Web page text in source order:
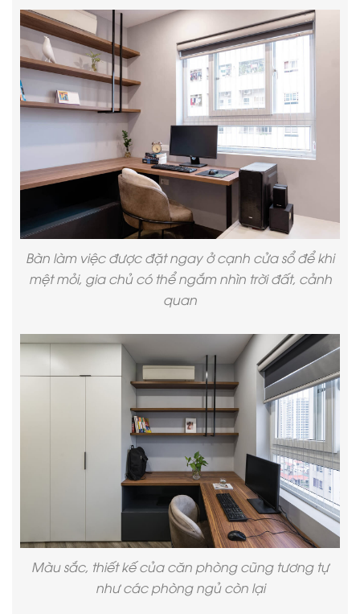
Bàn làm việc được đặt ngay ở cạnh cửa sổ để khi
mệt mỏi, gia chủ có thể ngắm nhìn trời đất, cảnh
quan
Màu sắc, thiết kế của căn phòng cũng tương tự
như các phòng ngủ còn lại